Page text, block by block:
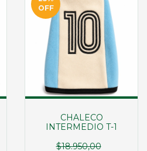
OFF
CHALECO
INTERMEDIO T-1
$18.950,00